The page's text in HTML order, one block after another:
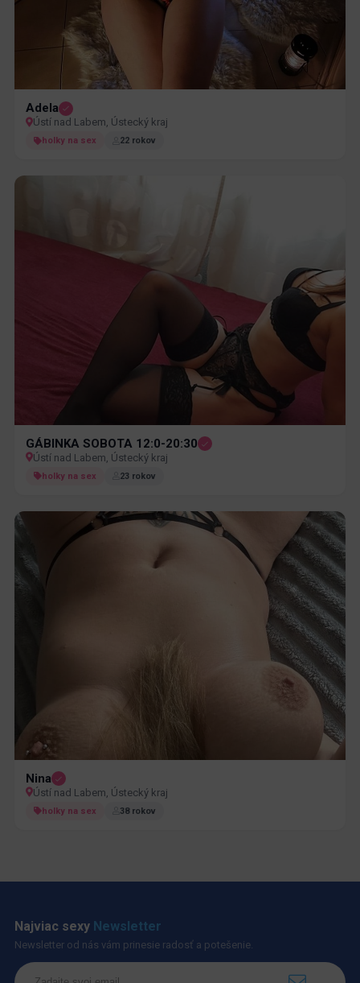
Adela
Ústí nad Labem, Ústecký kraj
holky na sex 22 rokov
GÁBINKA SOBOTA 12:0-20:30
Ústí nad Labem, Ústecký kraj
holky na sex 23 rokov
Nina
Ústí nad Labem, Ústecký kraj
holky na sex 38 rokov
Najviac sexy Newsletter
Newsletter od nás vám prinesie radosť a potešenie.